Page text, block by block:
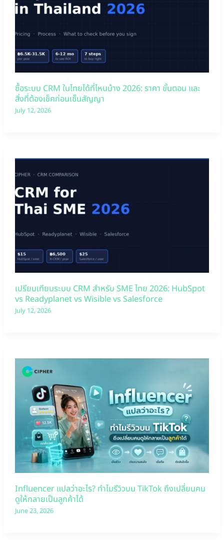
ซื้อระบบ CRM ในไทยได้ที่ไหนบ้าง 2026: ราคา ขั้นตอน และ
สิ่งที่ต้องเช็คก่อนเซ็นสัญญา
July 12, 2026
เปรียบเทียบระบบ CRM สำหรับ SME ไทย 2026: HubSpot
vs Readyplanet vs Wisible vs Salesforce
July 12, 2026
Influencer แปลว่าอะไร? ทำไมรีวิวบน TikTok ถึงเปลี่ยนคน
ดูให้กลายเป็นลูกค้าได้
June 23, 2026